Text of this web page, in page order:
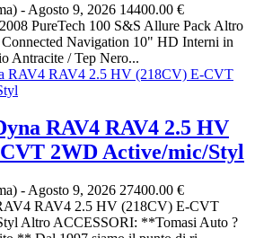
- Agosto 9, 2026 14400.00 €
PureTech 100 S&S Allure Pack Altro
Navigation 10" HD Interni in
Antracite / Tep Nero...
RAV4 RAV4 2.5 HV
2WD Active/mic/Styl
- Agosto 9, 2026 27400.00 €
RAV4 2.5 HV (218CV) E-CVT
Altro ACCESSORI: **Tomasi Auto ?